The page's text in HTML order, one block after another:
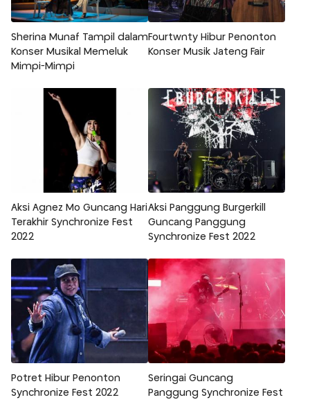
Sherina Munaf Tampil dalam
Konser Musikal Memeluk
Mimpi-Mimpi
Fourtwnty Hibur Penonton
Konser Musik Jateng Fair
Aksi Agnez Mo Guncang Hari
Terakhir Synchronize Fest
2022
Aksi Panggung Burgerkill
Guncang Panggung
Synchronize Fest 2022
Potret Hibur Penonton
Synchronize Fest 2022
Seringai Guncang
Panggung Synchronize Fest